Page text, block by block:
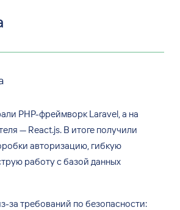
PHP-фреймворк Laravel, а на
— React.js. В итоге получили
авторизацию, гибкую
работу сбазой данных
за требований по безопасности: